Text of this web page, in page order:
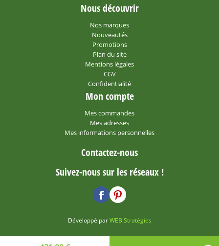
Nous découvrir
Nos marques
Nouveautés
Promotions
Plan du site
Mentions légales
CGV
Confidentialité
Mon compte
Mes commandes
Mes adresses
Mes informations personnelles
Contactez-nous
Suivez-nous sur les réseaux !
Développé parWEB Stratégies